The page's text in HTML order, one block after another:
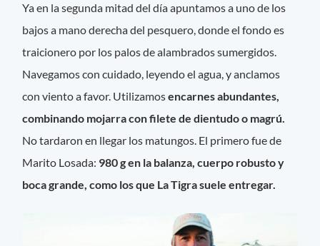
Ya en la segunda mitad del día apuntamos a uno de los
bajos a mano derecha del pesquero, donde el fondo es
traicionero por los palos de alambrados sumergidos.
Navegamos con cuidado, leyendo el agua, y anclamos
con viento a favor. Utilizamosencarnes abundantes,
combinando mojarra con filete de dientudo o magrú.
No tardaron en llegar los matungos. El primero fue de
Marito Losada: 980 g en la balanza, cuerpo robusto y
boca grande, como los que La Tigra suele entregar.